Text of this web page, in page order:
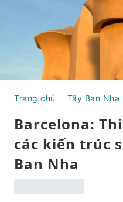
Trang chủ Tây Ban Nha
Barcelona:
các kiến ​​trúc
Ban Nha